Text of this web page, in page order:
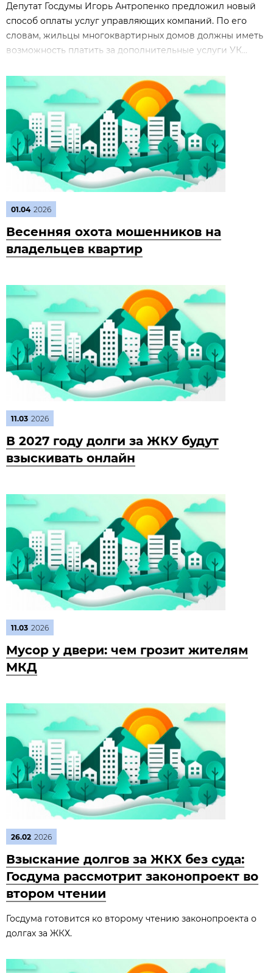
Депутат Госдумы Игорь Антропенко предложил новый
способ оплаты услуг управляющих компаний. По его
словам, жильцы многоквартирных домов должны иметь
возможность платить за дополнительные услуги УК...
01.04 2026
Весенняя охота мошенников на
владельцев квартир
11.03 2026
В 2027 году долги за ЖКУ будут
взыскивать онлайн
11.03 2026
Мусор у двери: чем грозит жителям
МКД
26.02 2026
Взыскание долгов за ЖКХ без суда:
Госдума рассмотрит законопроект во
втором чтении
Госдума готовится ко второму чтению законопроекта о
долгах за ЖКХ.